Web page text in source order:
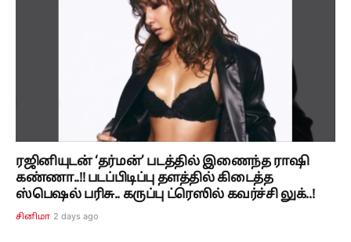
ரஜினியுடன் ‘தர்மன்’ படத்தில் இணைந்த ராஷி
கண்ணா..!! படப்பிடிப்பு தளத்தில் கிடைத்த
ஸ்பெஷல் பரிசு.. கருப்பு ட்ரெஸில் கவர்ச்சி லுக்..!
சினிமா 2 days ago